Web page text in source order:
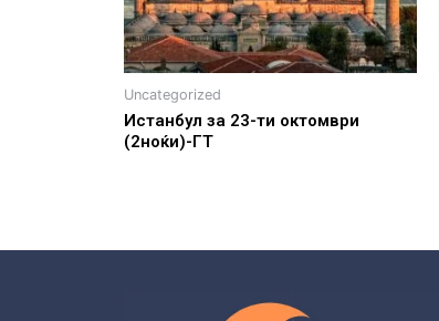
Uncategorized
Истанбул за 23-ти октомври
(2ноќи)-ГТ